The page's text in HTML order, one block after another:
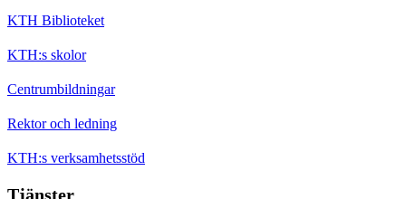
KTH Biblioteket
KTH:s skolor
Centrumbildningar
Rektor och ledning
KTH:s verksamhetsstöd
Tjänster